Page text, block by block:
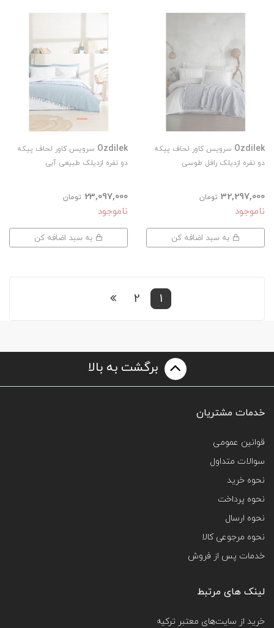
Ozdilek سرویس کاور لحاف پیکه
دو نفره ازدیلک رافل طوسی
32,297,000 تومان
ناموجود
Ozdilek سرویس کاور لحاف پیکه
دو نفره ازدیلک طبیعی آبی
23,097,000 تومان
ناموجود
1
2
برگشت به بالا
خدمات مشتریان
قوانین عمومی
سوالات متداول
نحوه خرید
نحوه پرداخت
نحوه ارسال
نحوه مرجوعی کالا
خدمات پس از فروش
لینک های مرتبط
خرید از سایت‌های معتبر ترکیه